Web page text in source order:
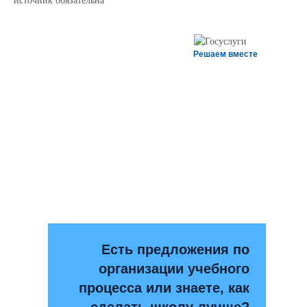
Решаем вместе
Есть предложения по
организации учебного
процесса или знаете, как